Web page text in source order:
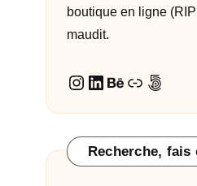
boutique en ligne
maudit.
Instagram
LinkedIn
Behance
Lien500px
Recherche, fais